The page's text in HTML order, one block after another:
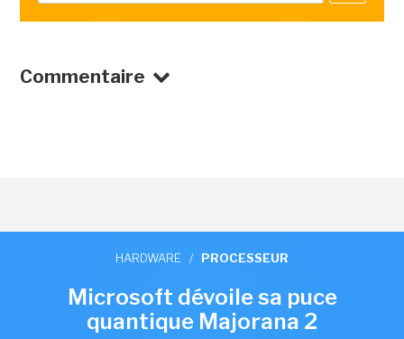
Commentaire
HARDWARE / PROCESSEUR
Microsoft dévoile sa puce
quantique Majorana 2